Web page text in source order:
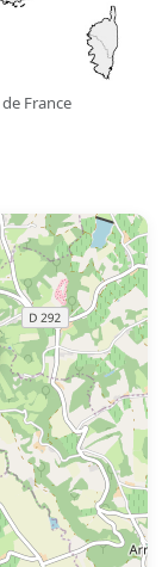
France